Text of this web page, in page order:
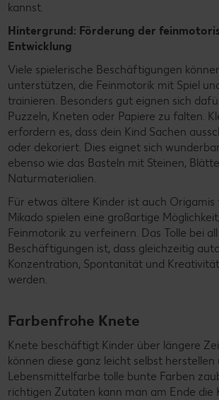
kannst.
Hintergrund: Förderung der
Entwicklung
Viele spielerische Beschäftigungen
unterstützen, die Feinmotorik mit Spiel
trainieren. Besonders gut eignen sich
Puzzeln, Kneten oder Papiere zu falten.
erfordern es, dass dein Kind Sachen
oder dekoriert. Dies eignet sich
ebenso wie das Basteln mit Steinen,
Naturmaterialien.
Für etwas ältere Kinder ist auch
Mikado spielen eine großartige
Feinmotorik zu verfeinern. Das Tolle bei
Beschäftigungen ist, dass gleichzeitig
Konzentration, Spontanität und
werden.
Farbenfrohe Knete
Knete beschäftigt Kinder über längere
können diese ganz leicht selbst herstellen
Lebensmittelfarbe tolle bunte Farben
richtigen Zutaten kann man am Ende die